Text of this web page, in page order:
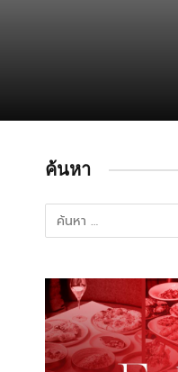
ค้นหา